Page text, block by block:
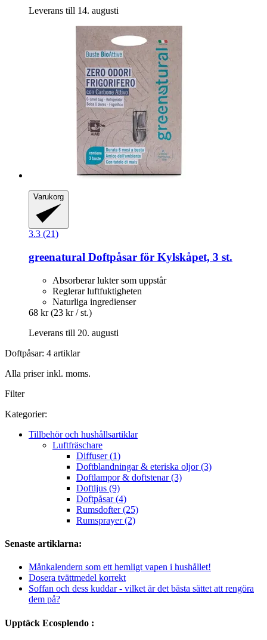
Leverans till 14. augusti
Varukorg
3.3 (21)
greenatural Doftpåsar för Kylskåpet, 3 st.
Absorberar lukter som uppstår
Reglerar luftfuktigheten
Naturliga ingredienser
68 kr (23 kr / st.)
Leverans till 20. augusti
Doftpåsar: 4 artiklar
Alla priser inkl. moms.
Filter
Kategorier:
Tillbehör och hushållsartiklar
Luftfräschare
Diffuser (1)
Doftblandningar & eteriska oljor (3)
Doftlampor & doftstenar (3)
Doftljus (9)
Doftpåsar (4)
Rumsdofter (25)
Rumsprayer (2)
Senaste artiklarna:
Månkalendern som ett hemligt vapen i hushållet!
Dosera tvättmedel korrekt
Soffan och dess kuddar - vilket är det bästa sättet att rengöra
dem på?
Upptäck Ecosplendo :